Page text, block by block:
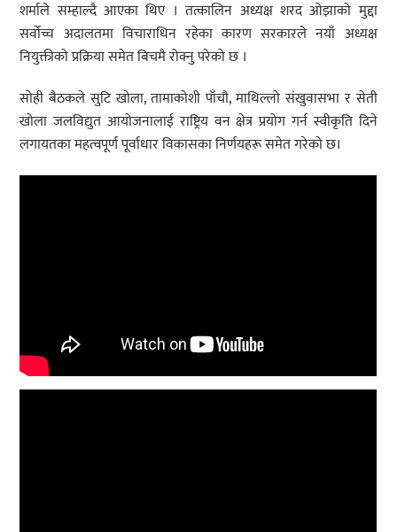
शर्माले सम्हाल्दै आएका थिए । तत्कालिन अध्यक्ष शरद ओझाको मुद्दा
सर्वोच्च अदालतमा विचाराधिन रहेका कारण सरकारले नयाँ अध्यक्ष
नियुक्तीको प्रक्रिया समेत बिचमै रोक्नु परेको छ ।
सोही बैठकले सुटि खोला, तामाकोशी पाँचौ, माथिल्लो संखुवासभा र सेती
खोला जलविद्युत आयोजनालाई राष्ट्रिय वन क्षेत्र प्रयोग गर्न स्वीकृति दिने
लगायतका महत्वपूर्ण पूर्वाधार विकासका निर्णयहरू समेत गरेको छ।